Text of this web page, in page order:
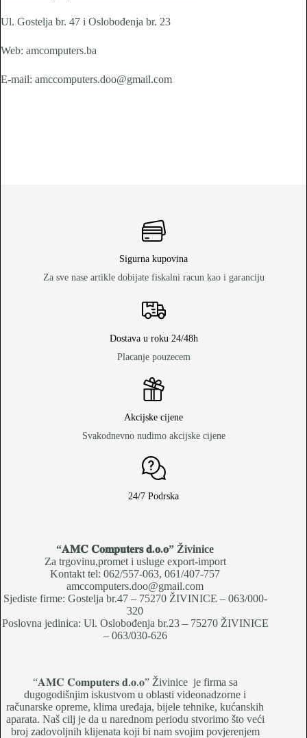
Ul. Gostelja br. 47 i Oslobođenja br. 23
Web: amcomputers.ba
E-mail: amccomputers.doo@gmail.com
Sigurna kupovina
Za sve nase artikle dobijate fiskalni racun kao i garanciju
Dostava u roku 24/48h
Placanje pouzecem
Akcijske cijene
Svakodnevno nudimo akcijske cijene
24/7 Podrska
“𝐀𝐌𝐂 𝐂𝐨𝐦𝐩𝐮𝐭𝐞𝐫𝐬 𝐝.𝐨.𝐨” Živinice
Za trgovinu,promet i usluge export-import
Kontakt tel: 062/557-063, 061/407-757
amccomputers.doo@gmail.com
Sjediste firme: Gostelja br.47 – 75270 ŽIVINICE – 063/000-
320
Poslovna jedinica: Ul. Oslobođenja br.23 – 75270 ŽIVINICE
– 063/030-626
“𝐀𝐌𝐂 𝐂𝐨𝐦𝐩𝐮𝐭𝐞𝐫𝐬 𝐝.𝐨.𝐨” Živinice je firma sa
dugogodišnjim iskustvom u oblasti videonadzorne i
računarske opreme, klima uređaja, bijele tehnike, kućanskih
aparata. Naš cilj je da u narednom periodu stvorimo što veći
broj zadovoljnih klijenata koji bi nam svojim povjerenjem